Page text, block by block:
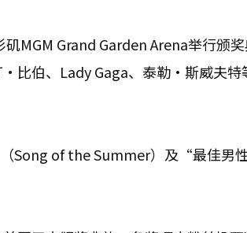
MGM Grand Garden Arena举行颁
伯、Lady Gaga、泰勒·斯威夫特
Song of the Summer）及“最佳男